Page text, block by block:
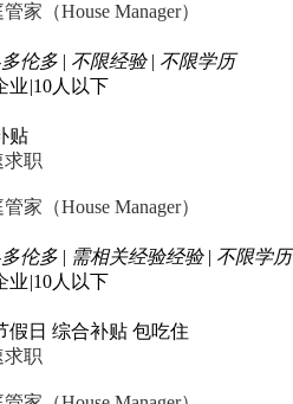
家（House Manager）
伦多 | 不限经验 | 不限学历
业|10人以下
贴
求职
家（House Manager）
伦多 | 需相关经验经验 | 不限学历
业|10人以下
假日 综合补贴 包吃住
求职